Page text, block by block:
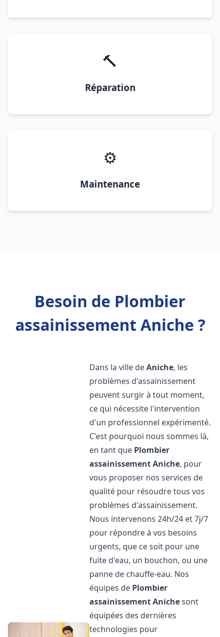
🔨
Réparation
⚙️
Maintenance
Besoin de Plombier
assainissement Aniche ?
Dans la ville deAniche, les
problèmes d'assainissement
peuvent surgir à tout moment,
ce qui nécessite l'intervention
d'un professionnel expérimenté.
C'est pourquoi nous sommes là,
en tant que Plombier
assainissementAniche, pour
vous proposer nos services de
qualité pour résoudre tous vos
problèmes d'assainissement.
Nous intervenons 24h/24 et 7j/7
pour répondre à vos besoins
urgents, que ce soit pour une
fuite d'eau, un bouchon, ou une
panne de chauffe-eau. Nos
équipes de Plombier
assainissementAnichesont
équipées des dernières
technologies pour